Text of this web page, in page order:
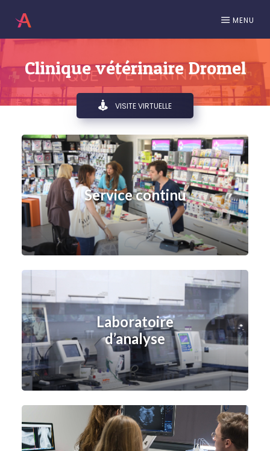
MENU
Clinique vétérinaire Dromel
VISITE VIRTUELLE
Service continu
Laboratoire
d’analyse